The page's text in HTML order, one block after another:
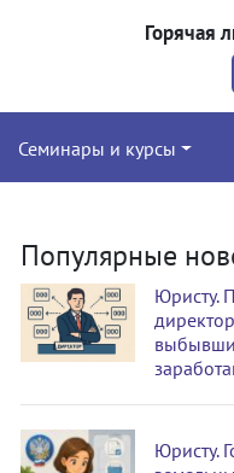
Горячая
Семинары и курсы
Популярные
Юристу.
Юристу.